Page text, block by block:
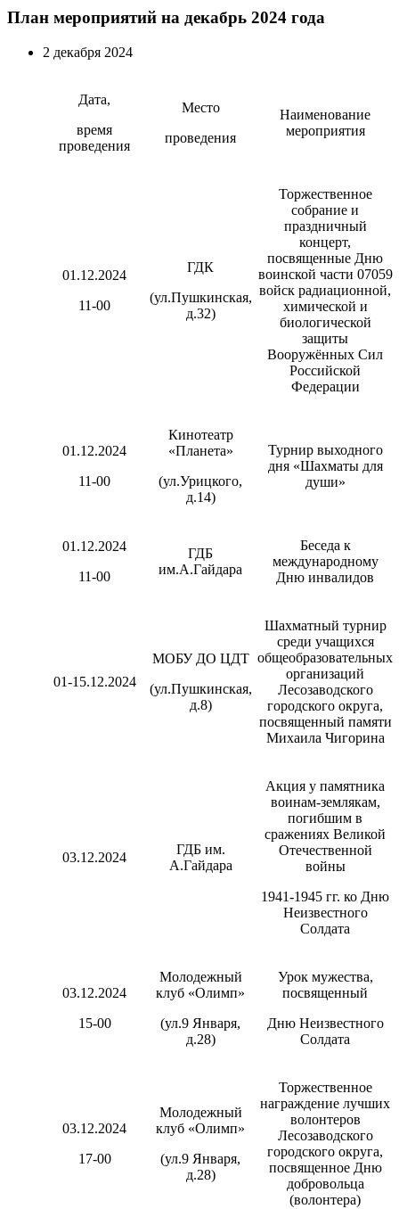
План мероприятий на декабрь 2024 года
2 декабря 2024
Дата,
время
проведения
Место
проведения
Наименование
мероприятия
01.12.2024
11-00
ГДК
(ул.Пушкинская,
д.32)
Торжественное
собрание и
праздничный
концерт,
посвященные Дню
воинской части 07059
войск радиационной,
химической и
биологической
защиты
Вооружённых Сил
Российской
Федерации
01.12.2024
11-00
Кинотеатр
«Планета»
(ул.Урицкого,
д.14)
Турнир выходного
дня «Шахматы для
души»
01.12.2024
11-00
ГДБ
им.А.Гайдара
Беседа к
международному
Дню инвалидов
01-15.12.2024
МОБУ ДО ЦДТ
(ул.Пушкинская,
д.8)
Шахматный турнир
среди учащихся
общеобразовательных
организаций
Лесозаводского
городского округа,
посвященный памяти
Михаила Чигорина
03.12.2024
ГДБ им.
А.Гайдара
Акция у памятника
воинам-землякам,
погибшим в
сражениях Великой
Отечественной
войны
1941-1945 гг. ко Дню
Неизвестного
Солдата
03.12.2024
15-00
Молодежный
клуб «Олимп»
(ул.9 Января,
д.28)
Урок мужества,
посвященный
Дню Неизвестного
Солдата
03.12.2024
17-00
Молодежный
клуб «Олимп»
(ул.9 Января,
д.28)
Торжественное
награждение лучших
волонтеров
Лесозаводского
городского округа,
посвященное Дню
добровольца
(волонтера)